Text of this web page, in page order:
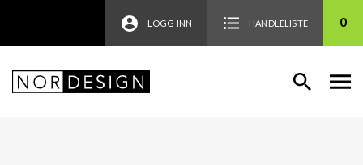
LOGG INN HANDLELISTE 0